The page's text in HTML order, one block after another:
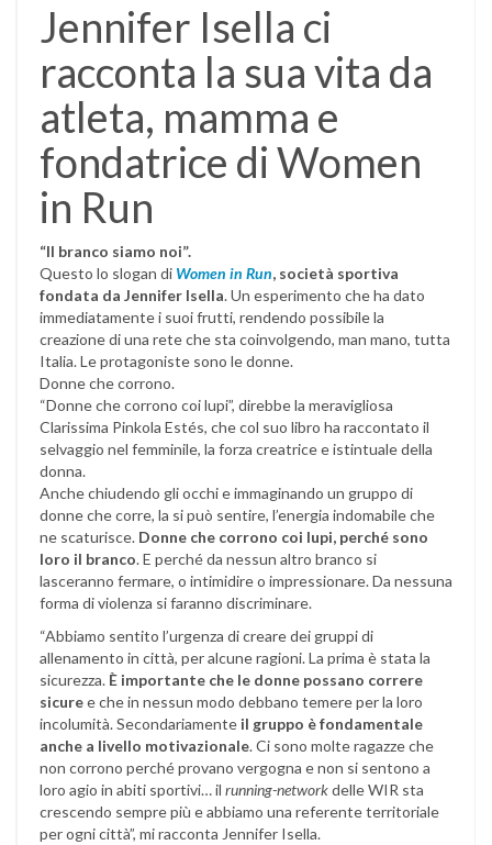
Jennifer Isella ci
racconta la sua vita da
atleta, mamma e
fondatrice di Women
in Run
“Il branco siamo noi”.
Questo lo slogan di Women in Run, società sportiva
fondata da Jennifer Isella. Un esperimento che ha dato
immediatamente i suoi frutti, rendendo possibile la
creazione di una rete che sta coinvolgendo, man mano, tutta
Italia. Le protagoniste sono le donne.
Donne che corrono.
“Donne che corrono coi lupi”, direbbe la meravigliosa
Clarissima Pinkola Estés, che col suo libro ha raccontato il
selvaggio nel femminile, la forza creatrice e istintuale della
donna.
Anche chiudendo gli occhi e immaginando un gruppo di
donne che corre, la si può sentire, l’energia indomabile che
ne scaturisce. Donne che corrono coi lupi, perché sono
loro il branco. E perché da nessun altro branco si
lasceranno fermare, o intimidire o impressionare. Da nessuna
forma di violenza si faranno discriminare.
“Abbiamo sentito l’urgenza di creare dei gruppi di
allenamento in città, per alcune ragioni. La prima è stata la
sicurezza. È importante che le donne possano correre
sicuree che in nessun modo debbano temere per la loro
incolumità. Secondariamente il gruppo è fondamentale
anche a livello motivazionale. Ci sono molte ragazze che
non corrono perché provano vergogna e non si sentono a
loro agio in abiti sportivi… il running-networkdelle WIR sta
crescendo sempre più e abbiamo una referente territoriale
per ogni città”, mi racconta Jennifer Isella.